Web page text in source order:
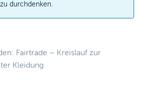
durchdenken.
Fairtrade – Kreislauf zur
Kleidung